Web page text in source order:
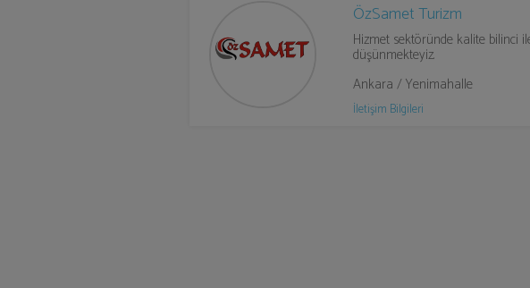
ÖzSamet Turizm
Hizmet sektöründe kalite bilinci
düşünmekteyiz.
Ankara / Yenimahalle
İletişim Bilgileri